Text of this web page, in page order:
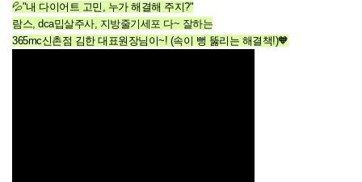
💦"내 다이어트 고민, 누가 해결해 주지?"
람스, dca밉살주사, 지방줄기세포 다~ 잘하는
365mc신촌점 김한 대표원장님이~! (속이 뻥 뚫리는 해결책!)🧡